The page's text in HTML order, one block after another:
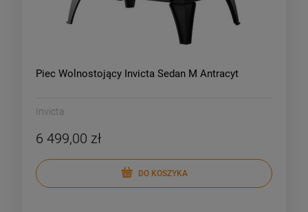
Piec Wolnostojący Invicta Sedan M Antracyt
Invicta
6 499,00 zł
DO KOSZYKA